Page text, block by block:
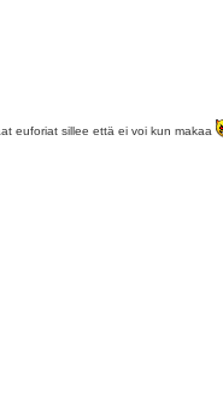
euforiat sillee että ei voi kun makaa